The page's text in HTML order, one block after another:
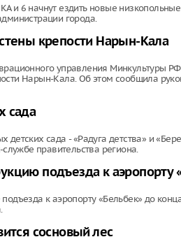
6 начнут ездить новые
города.
крепости Нарын-Кала
управления Минкультуры
Нарын-Кала. Об этом сообщила
сада
сада - «Радуга детства» и
правительства региона.
подъезда к аэропорту
к аэропорту «Бельбек» до
сосновый лес